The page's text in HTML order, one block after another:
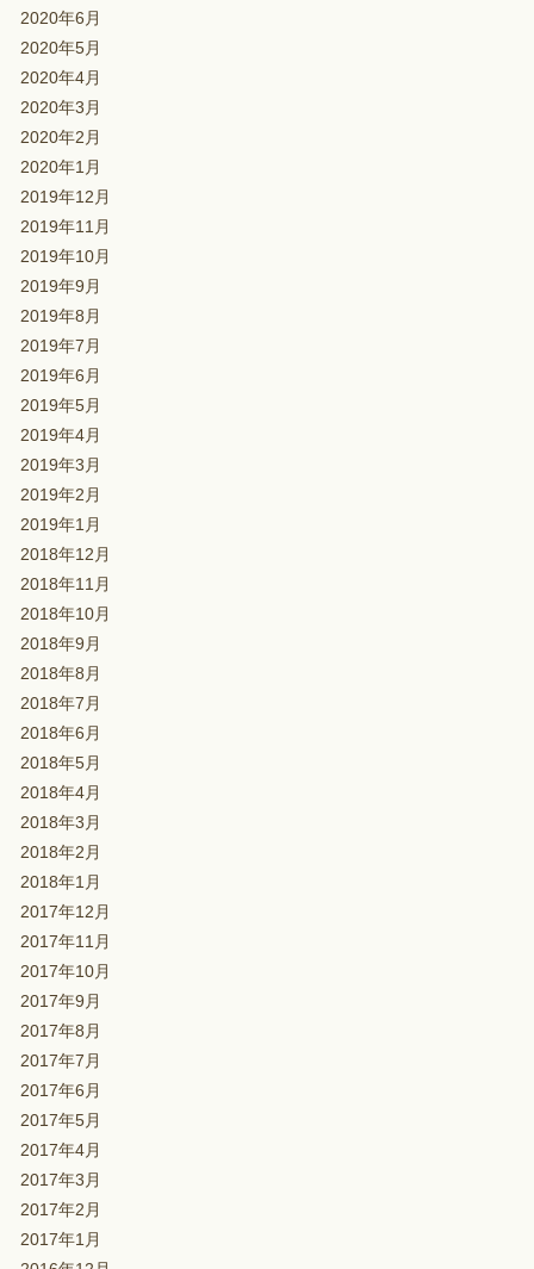
2020年6月
2020年5月
2020年4月
2020年3月
2020年2月
2020年1月
2019年12月
2019年11月
2019年10月
2019年9月
2019年8月
2019年7月
2019年6月
2019年5月
2019年4月
2019年3月
2019年2月
2019年1月
2018年12月
2018年11月
2018年10月
2018年9月
2018年8月
2018年7月
2018年6月
2018年5月
2018年4月
2018年3月
2018年2月
2018年1月
2017年12月
2017年11月
2017年10月
2017年9月
2017年8月
2017年7月
2017年6月
2017年5月
2017年4月
2017年3月
2017年2月
2017年1月